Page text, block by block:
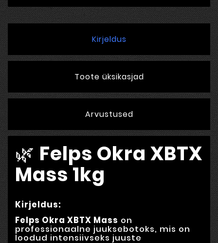
Kirjeldus
Toote üksikasjad
Arvustused
🌿 Felps Okra XBTX
Mass 1kg
Kirjeldus:
Felps Okra XBTX Mass on
professionaalne juuksebotoks, mis on
loodud intensiivseks juuste